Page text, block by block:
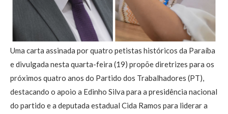
Uma carta assinada por quatro petistas históricos da Paraíba
e divulgada nesta quarta-feira (19) propõe diretrizes para os
próximos quatro anos do Partido dos Trabalhadores (PT),
destacando o apoio a Edinho Silva para a presidência nacional
do partido e a deputada estadual Cida Ramos para liderar a